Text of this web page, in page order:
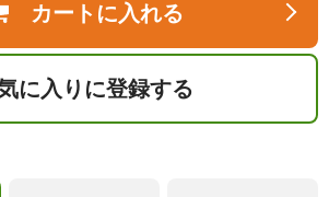
カートに入れる
に入りに登録する